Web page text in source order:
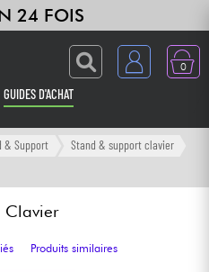
24 FOIS
0
GUIDES D'ACHAT
& Support
Stand & support clavier
Clavier
Produits similaires